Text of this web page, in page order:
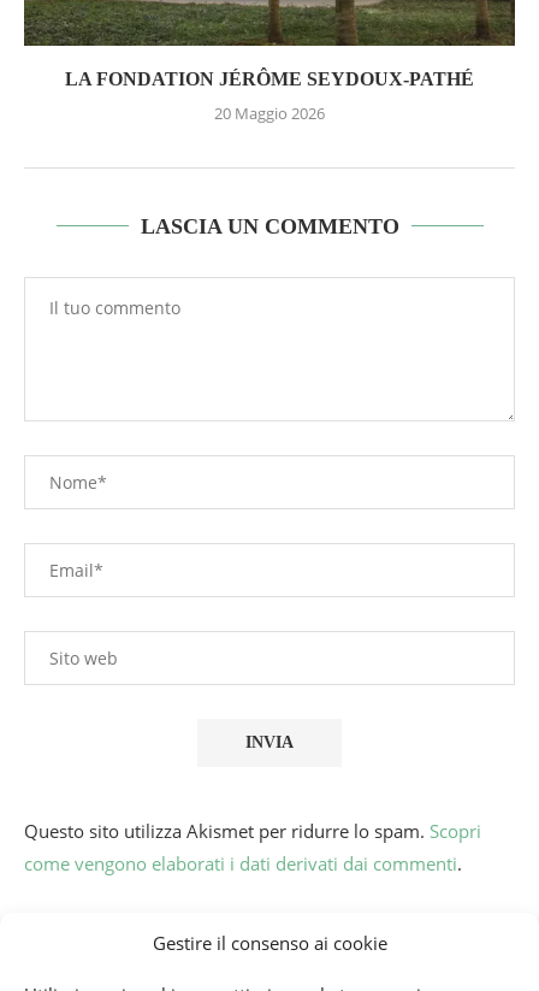
Gestire il consenso ai cookie
LA FONDATION JÉRÔME SEYDOUX-PATHÉ
20 Maggio 2026
LASCIA UN COMMENTO
Questo sito utilizza Akismet per ridurre lo spam. Scopri
come vengono elaborati i dati derivati dai commenti.